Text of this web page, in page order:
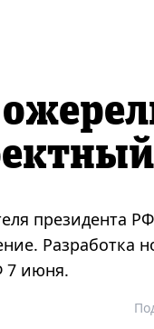
президента
Разработка
7 июня.